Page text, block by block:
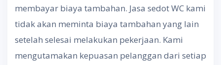
membayar biaya tambahan. Jasa sedot WC kami
tidak akan meminta biaya tambahan yang lain
setelah selesai melakukan pekerjaan. Kami
mengutamakan kepuasan pelanggan dari setiap